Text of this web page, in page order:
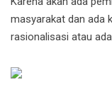
masyarakat dan ada
rasionalisasi atau